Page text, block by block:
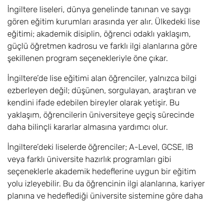
İngiltere liseleri, dünya genelinde tanınan ve saygı
gören eğitim kurumları arasında yer alır. Ülkedeki lise
eğitimi; akademik disiplin, öğrenci odaklı yaklaşım,
güçlü öğretmen kadrosu ve farklı ilgi alanlarına göre
şekillenen program seçenekleriyle öne çıkar.
İngiltere’de lise eğitimi alan öğrenciler, yalnızca bilgi
ezberleyen değil; düşünen, sorgulayan, araştıran ve
kendini ifade edebilen bireyler olarak yetişir. Bu
yaklaşım, öğrencilerin üniversiteye geçiş sürecinde
daha bilinçli kararlar almasına yardımcı olur.
İngiltere’deki liselerde öğrenciler; A-Level, GCSE, IB
veya farklı üniversite hazırlık programları gibi
seçeneklerle akademik hedeflerine uygun bir eğitim
yolu izleyebilir. Bu da öğrencinin ilgi alanlarına, kariyer
planına ve hedeflediği üniversite sistemine göre daha